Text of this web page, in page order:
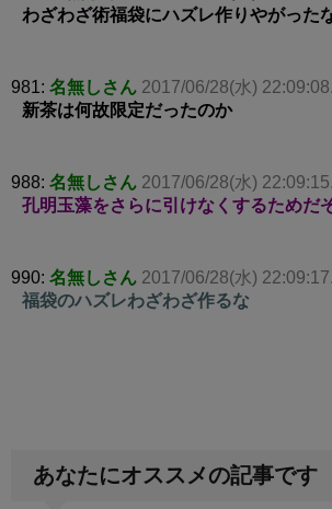
わざわざ術福袋にハズレ作りやがった
981: 名無しさん 2017/06/28(水)
新茶は何故限定だったのか
988: 名無しさん 2017/06/28(水)
孔明玉藻をさらに引けなくするためだ
990: 名無しさん 2017/06/28(水)
福袋のハズレわざわざ作るな
あなたにオススメの記事です